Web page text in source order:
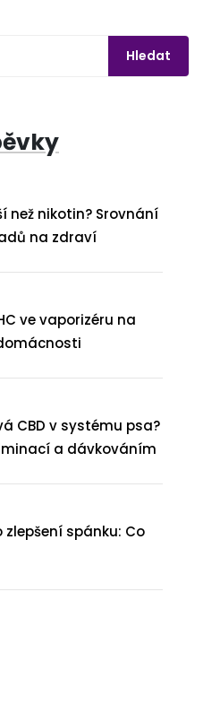
než nikotin? Srovnání
na zdraví
ve vaporizéru na
CBD v systému psa?
a dávkováním
zlepšení spánku: Co